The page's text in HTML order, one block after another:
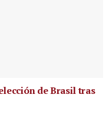
de Brasil tras